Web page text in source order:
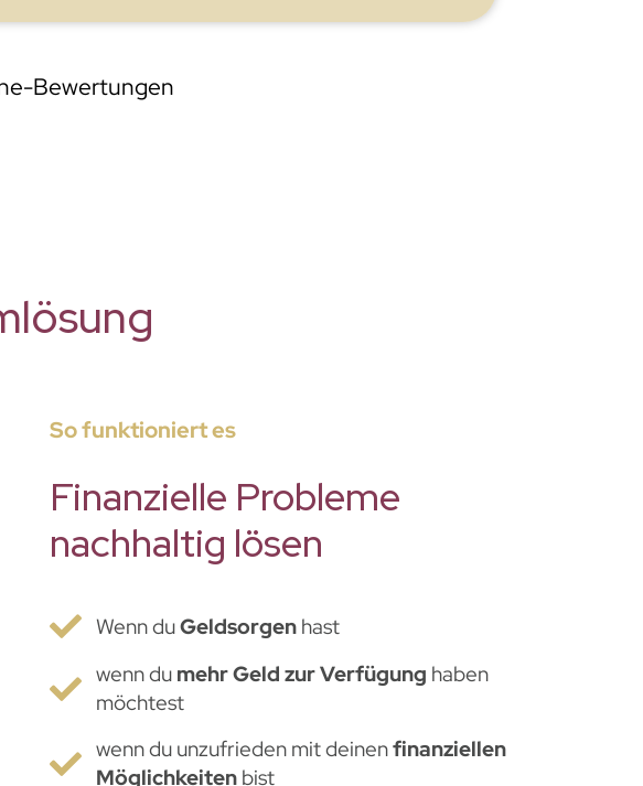
Bewertungen
So funktioniert es
Finanzielle Probleme
nachhaltig lösen
Wenn duGeldsorgenhast
wenn du mehr Geld zur Verfügung haben
möchtest
wenn du unzufrieden mit deinenfinanziellen
Möglichkeitenbist